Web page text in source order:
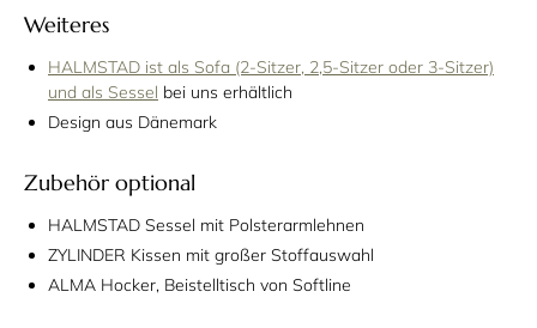
Weiteres
HALMSTAD ist als Sofa (2-Sitzer, 2,5-Sitzer oder 3-Sitzer)
und als Sessel bei uns erhältlich
Design aus Dänemark
Zubehör optional
HALMSTAD Sessel mit Polsterarmlehnen
ZYLINDER Kissen mit großer Stoffauswahl
ALMA Hocker, Beistelltisch von Softline